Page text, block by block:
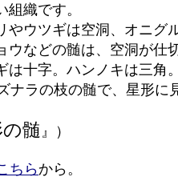
組織です。
やウツギは空洞、オニグ
ウなどの髄は、空洞が仕
は十字。ハンノキは三角
ナラの枝の髄で、星形に
髄 』）
ちらから。